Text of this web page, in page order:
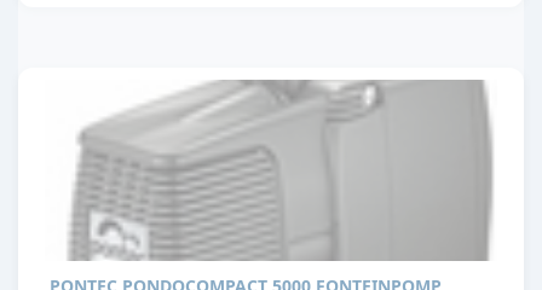
PONTEC PONDOCOMPACT 5000 FONTEINPOMP